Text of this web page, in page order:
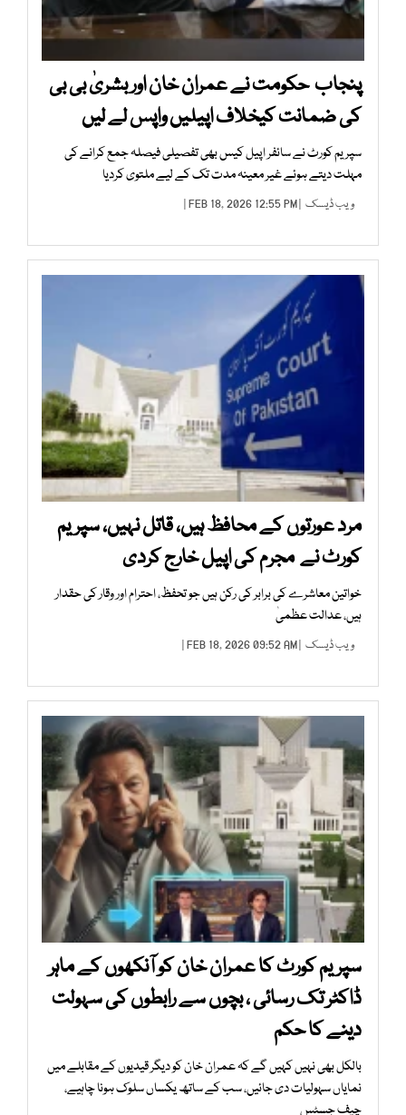
پنجاب حکومت نے عمران خان اور بشریٰ بی بی
کی ضمانت کیخلاف اپیلیں واپس لے لیں
سپریم کورٹ نے سائفر اپیل کیس بھی تفصیلی فیصلہ جمع کرانے کی
مہلت دیتے ہوئے غیر معینہ مدت تک کے لیے ملتوی کردیا
ویب ڈیسک | FEB 18, 2026 12:55 PM |
مرد عورتوں کے محافظ ہیں، قاتل نہیں، سپریم
کورٹ نے مجرم کی اپیل خارج کردی
خواتین معاشرے کی برابر کی رکن ہیں جو تحفظ، احترام اور وقار کی حقدار
ہیں، عدالت عظمیٰ
ویب ڈیسک | FEB 18, 2026 09:52 AM |
سپریم کورٹ کا عمران خان کو آنکھوں کے ماہر
ڈاکٹر تک رسائی ، بچوں سے رابطوں کی سہولت
دینے کا حکم
بالکل بھی نہیں کہیں گے کہ عمران خان کو دیگر قیدیوں کے مقابلے میں
نمایاں سہولیات دی جائیں، سب کے ساتھ یکساں سلوک ہونا چاہیے،
چیف جسٹس